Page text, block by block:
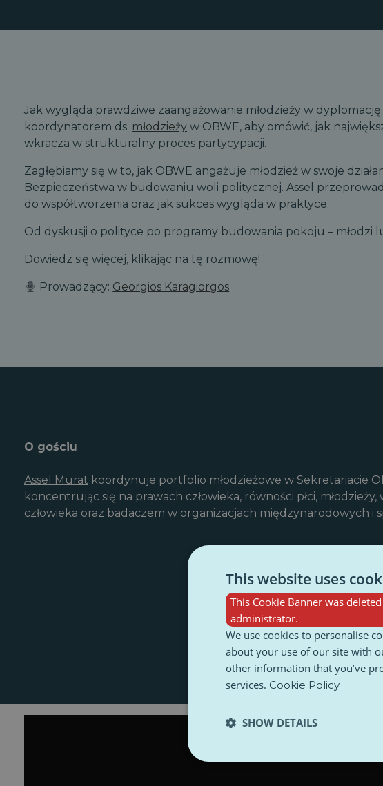
Jak wygląda prawdziwe zaangażowanie młodzieży w
koordynatorem ds. młodzieży w OBWE, aby omówić, jak
wkracza w strukturalny proces partycypacji.
Zagłębiamy się w to, jak OBWE angażuje młodzież w swoje
Bezpieczeństwa w budowaniu woli politycznej. Assel
do współtworzenia oraz jak sukces wygląda w praktyce.
Od dyskusji o polityce po programy budowania pokoju – młodzi
Dowiedz się więcej, klikając na tę rozmowę!
Prowadzący: Georgios Karagiorgos
O gościu
Assel Murat koordynuje portfolio młodzieżowe w Sekretariacie
koncentrując się na prawach człowieka, równości płci,
człowieka oraz badaczem w organizacjach międzynarodowych
This website uses
This Cookie Banner was
administrator.
We use cookies to personalise
about your use of our site with
other information that you’ve
services. Cookie Policy
SHOW DETAILS